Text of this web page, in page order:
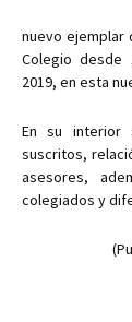
at
sA
p
p
a
nuevo ejemplar
Colegio desde
2019, en esta
En su interior
suscritos,
asesores,
colegiados y